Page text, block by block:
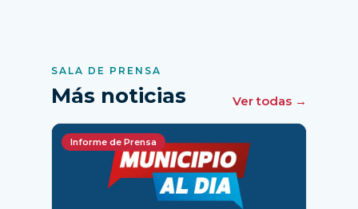
SALA DE PRENSA
Más noticias Ver todas →
Informe de Prensa